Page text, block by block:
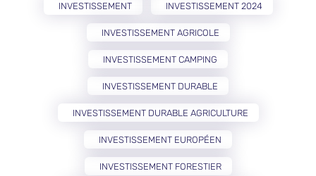
INVESTISSEMENT INVESTISSEMENT 2024
INVESTISSEMENT AGRICOLE
INVESTISSEMENT CAMPING
INVESTISSEMENT DURABLE
INVESTISSEMENT DURABLE AGRICULTURE
INVESTISSEMENT EUROPÉEN
INVESTISSEMENT FORESTIER